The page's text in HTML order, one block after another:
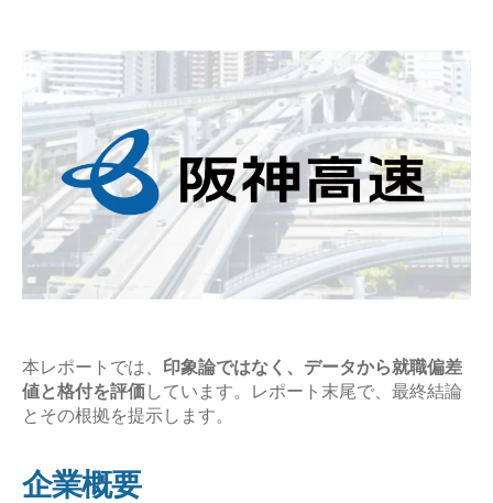
度
と
平
均
年
収
の
企
究
【激
本レポートでは、 印象論ではなく、データから就職偏差
値と格付を評価しています。レポート末尾で、最終結論
とその根拠を提示します。
企業概要